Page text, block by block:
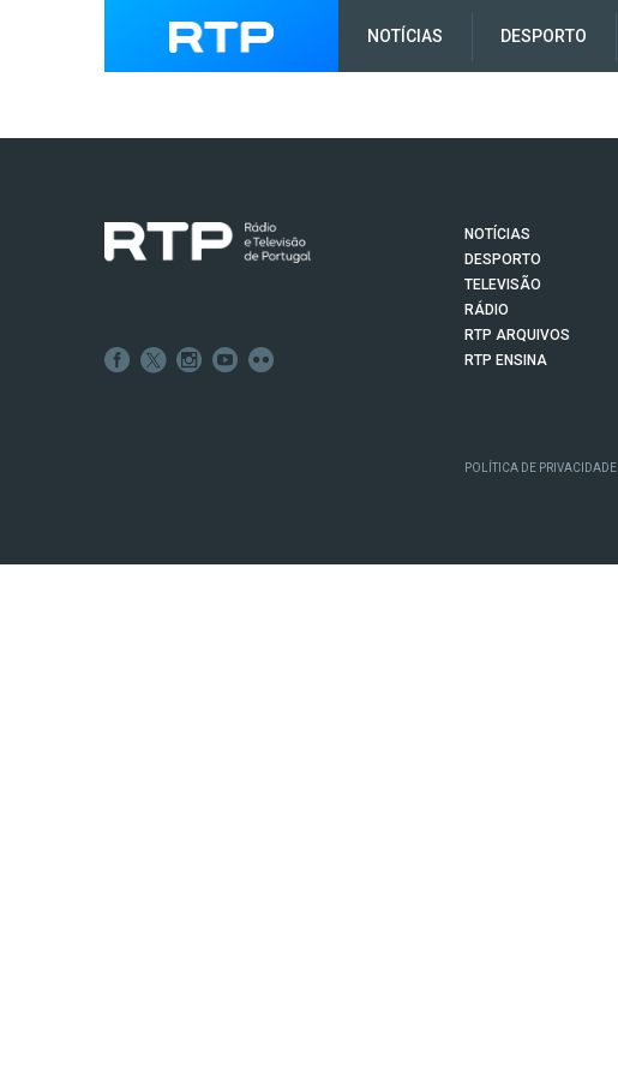
NOTÍCIAS DESPORTO
NOTÍCIAS
DESPORTO
TELEVISÃO
RÁDIO
RTP ARQUIVOS
RTP ENSINA
POLÍTICA DE PRIVACIDADE